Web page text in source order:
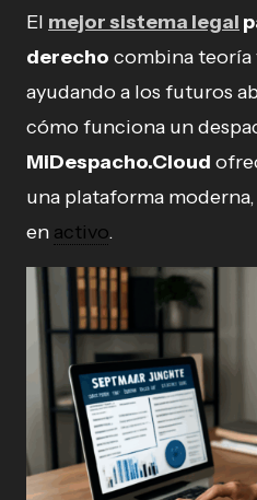
El mejor sistema legal
derecho combina teoría
ayudando a los futuros
cómo funciona un
MiDespacho.Cloud
una plataforma
en activo.